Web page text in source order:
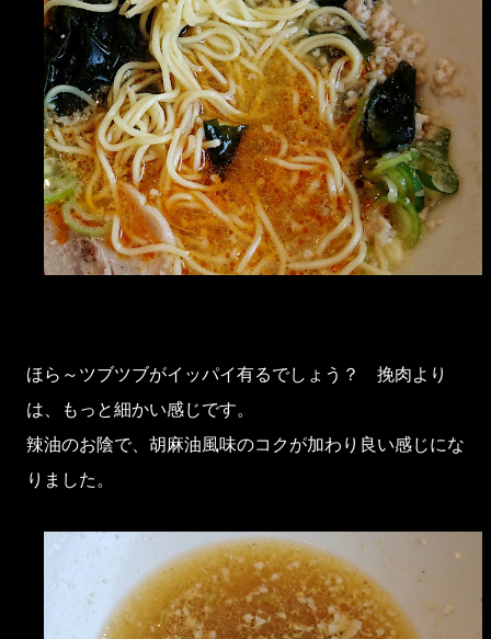
ほら～ツブツブがイッパイ有るでしょう？ 挽肉より
は、もっと細かい感じです。
辣油のお陰で、胡麻油風味のコクが加わり良い感じにな
りました。